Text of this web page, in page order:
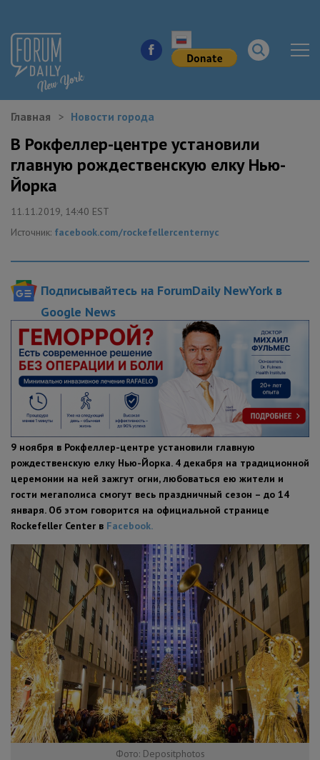
КУДА ПОЙТИ В ГОРОДЕ
ЗДОРОВЬЕ
РАБОТА И БИЗНЕС
ОБРАЗОВАНИЕ
ПОЛЕЗНЫЕ СОВЕТЫ
Главная Новости города
В Рокфеллер-центре установили
главную рождественскую елку Нью-
Йорка
11.11.2019, 14:40 EST
Источник: facebook.com/rockefellercenternyc
Подписывайтесь на ForumDaily NewYork в
Google News
9 ноября в Рокфеллер-центре установили главную
рождественскую елку Нью-Йорка. 4 декабря на традиционной
церемонии на ней зажгут огни, любоваться ею жители и
гости мегаполиса смогут весь праздничный сезон – до 14
января. Об этом говорится на официальной странице
Rockefeller Center в Facebook.
Фото: Depositphotos